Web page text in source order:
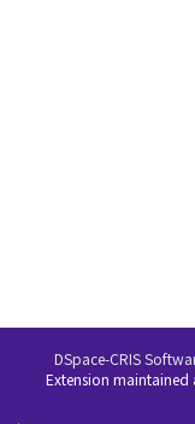
DSpace-CRIS
Extension